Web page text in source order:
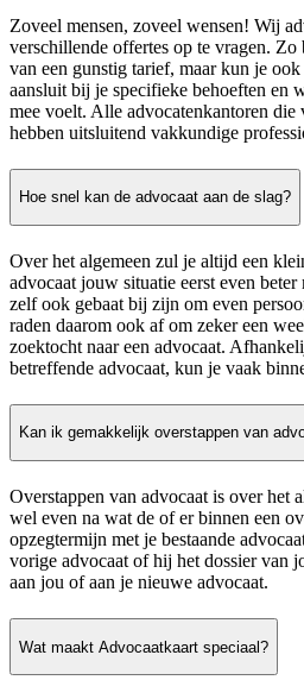
Zoveel mensen, zoveel wensen! Wij
verschillende offertes op te vragen. Zo
van een gunstig tarief, maar kun je
aansluit bij je specifieke behoeften en
mee voelt. Alle advocatenkantoren die
hebben uitsluitend vakkundige
Hoe snel kan de advocaat aan de slag?
Over het algemeen zul je altijd een
advocaat jouw situatie eerst even
zelf ook gebaat bij zijn om even
raden daarom ook af om zeker een
zoektocht naar een advocaat.
betreffende advocaat, kun je vaak
Kan ik gemakkelijk overstappen van
Overstappen van advocaat is over het
wel even na wat de of er binnen een
opzegtermijn met je bestaande
vorige advocaat of hij het dossier van
aan jou of aan je nieuwe advocaat.
Wat maakt Advocaatkaart speciaal?